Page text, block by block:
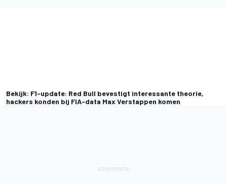
Bekijk: F1-update: Red Bull bevestigt interessante theorie,
hackers konden bij FIA-data Max Verstappen komen